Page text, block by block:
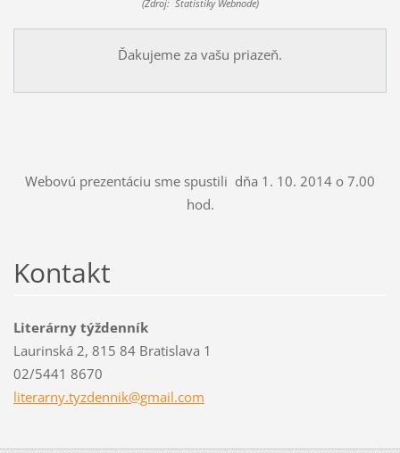
(Zdroj: Štatistiky Webnode)
Ďakujeme za vašu priazeň.
Webovú prezentáciu sme spustili dňa 1. 10. 2014 o 7.00
hod.
Kontakt
Literárny týždenník
Laurinská 2, 815 84 Bratislava 1
02/5441 8670
literarny.tyzdennik@gmail.com